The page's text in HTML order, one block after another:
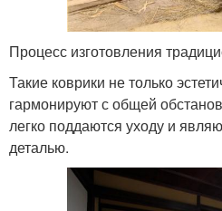
Процесс изготовления
Такие коврики не только
гармонируют с общей
легко поддаются уходу и
деталью.